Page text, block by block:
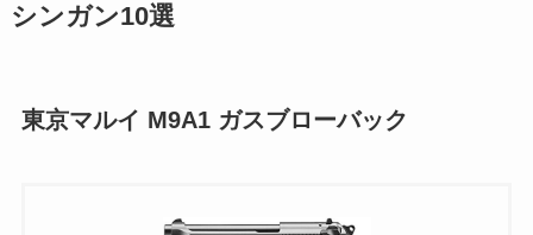
シンガン10選
東京マルイ M9A1 ガスブローバック